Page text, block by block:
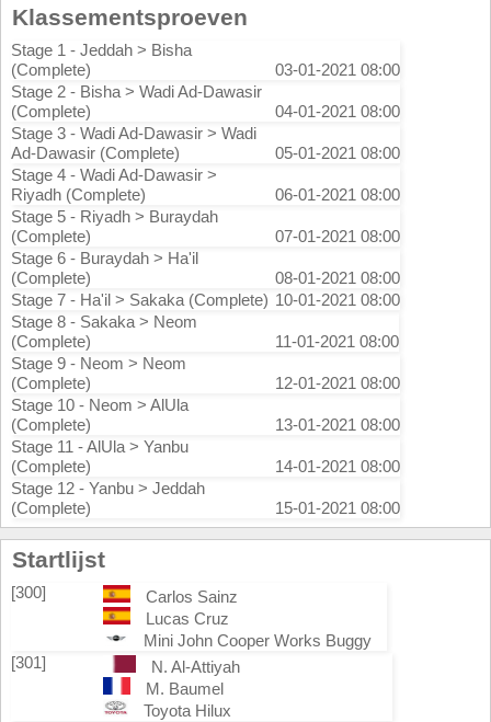
Klassementsproeven
Stage 1 - Jeddah > Bisha
(Complete)
03-01-2021 08:00
Stage 2 - Bisha > Wadi Ad-Dawasir
(Complete)
04-01-2021 08:00
Stage 3 - Wadi Ad-Dawasir > Wadi
Ad-Dawasir (Complete)
05-01-2021 08:00
Stage 4 - Wadi Ad-Dawasir >
Riyadh (Complete)
06-01-2021 08:00
Stage 5 - Riyadh > Buraydah
(Complete)
07-01-2021 08:00
Stage 6 - Buraydah > Ha'il
(Complete)
08-01-2021 08:00
Stage 7 - Ha'il > Sakaka (Complete) 10-01-2021 08:00
Stage 8 - Sakaka > Neom
(Complete)
11-01-2021 08:00
Stage 9 - Neom > Neom
(Complete)
12-01-2021 08:00
Stage 10 - Neom > AlUla
(Complete)
13-01-2021 08:00
Stage 11 - AlUla > Yanbu
(Complete)
14-01-2021 08:00
Stage 12 - Yanbu > Jeddah
(Complete)
15-01-2021 08:00
Startlijst
[300]
Carlos Sainz
Lucas Cruz
Mini John Cooper Works Buggy
[301]
N. Al-Attiyah
M. Baumel
Toyota Hilux